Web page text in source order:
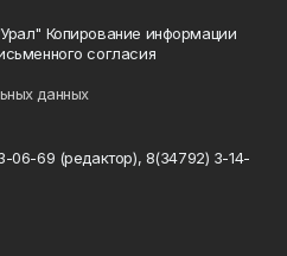
Копирование информации
согласия
данных
06-69 (редактор), 8(34792) 3-14-